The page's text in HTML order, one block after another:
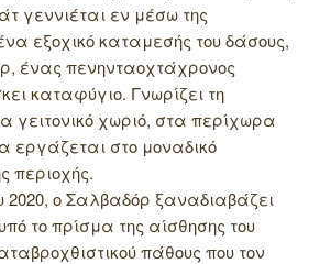
γεννιέται εν μέσω της
εξοχικό καταμεσής του δάσους,
ένας πενηνταοχτάχρονος
καταφύγιο. Γνωρίζει τη
γειτονικό χωριό, στα περίχωρα
εργάζεται στο μοναδικό
περιοχής.
ο Σαλβαδόρ ξαναδιαβάζει
το πρίσμα της αίσθησης του
πάθους που τον